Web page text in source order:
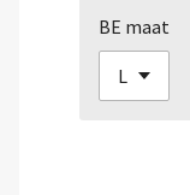
BE maat